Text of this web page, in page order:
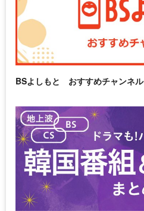
BSよしもと おすすめチャンネル